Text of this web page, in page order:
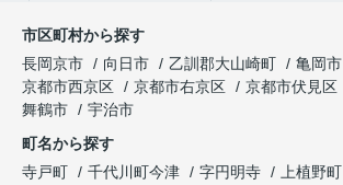
市区町村から探す
長岡京市
向日市 乙訓郡大山崎町
亀岡市
京都市西京区
京都市右京区 京都市伏見区
舞鶴市
宇治市
町名から探す
寺戸町
千代川町今津 字円明寺 上植野町